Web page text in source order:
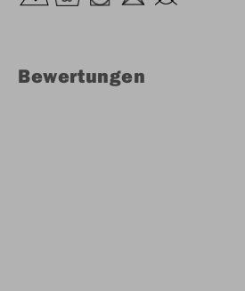
Bewertungen